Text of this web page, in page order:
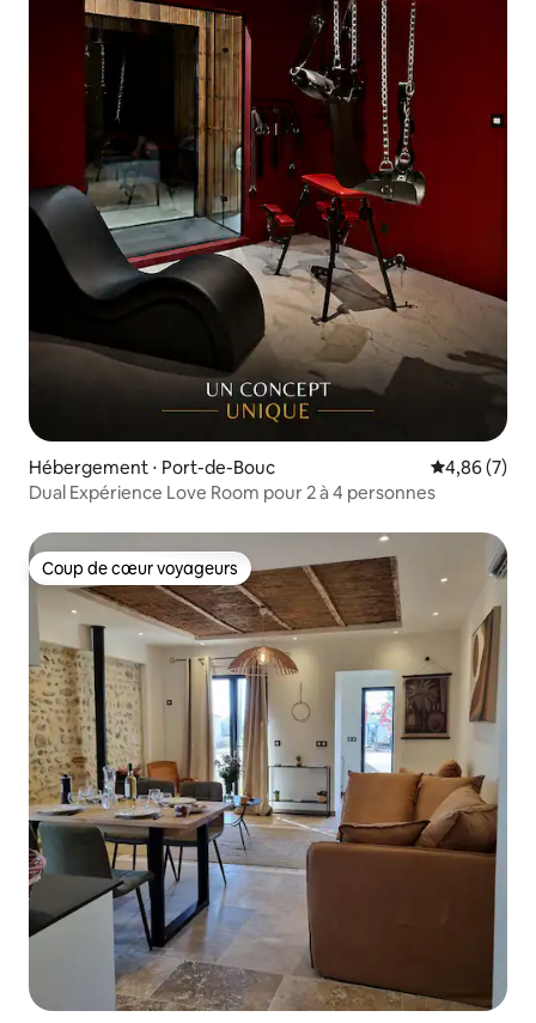
Hébergement ⋅ Port-de-Bouc Évaluation
4,86 (7)
Dual Expérience Love Room pour 2 à 4 personnes
Coup de cœur voyageurs
Coup de cœur voyageurs